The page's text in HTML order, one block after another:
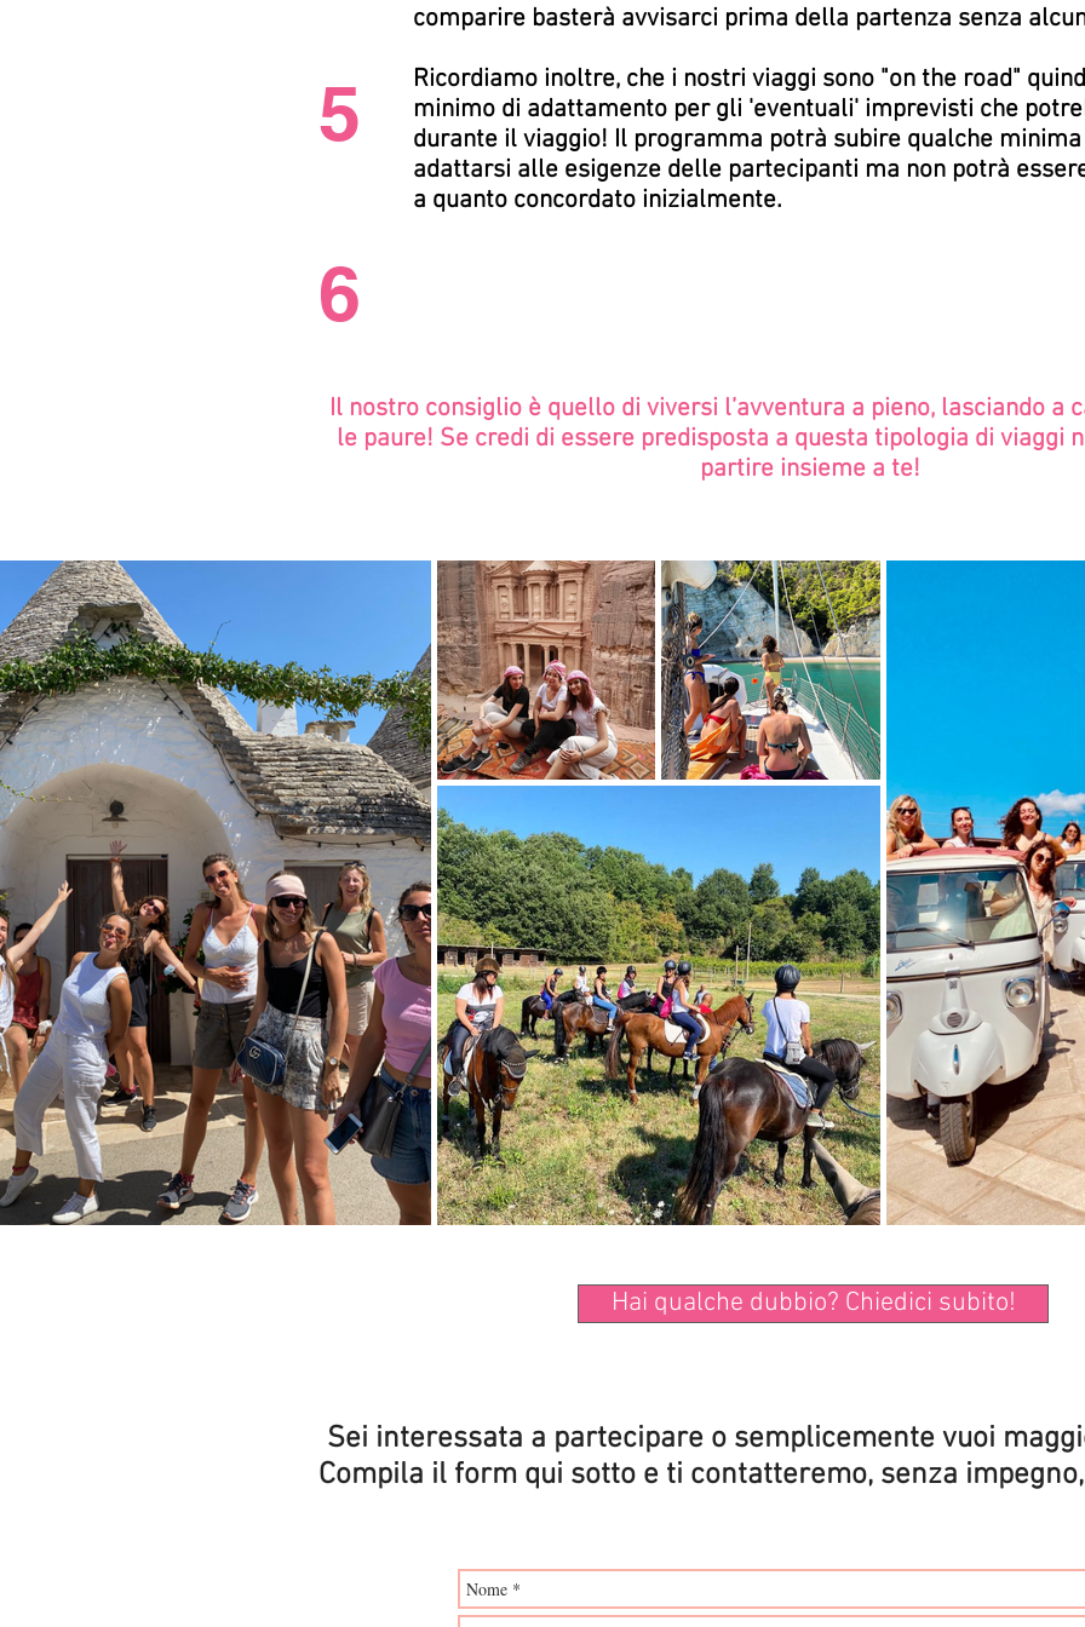
comparire basterà avvisarci prima della partenza senza
Ricordiamo inoltre, che i nostri viaggi sono "on the road"
minimo di adattamento per gli 'eventuali' imprevisti che
durante il viaggio! Il programma potrà subire qualche
adattarsi alle esigenze delle partecipanti ma non potrà
a quanto concordato inizialmente.
5
6
Il nostro consiglio è quello di viversi l’avventura a pieno, lasciando a
le paure! Se credi di essere predisposta a questa tipologia di viaggi
partire insieme a te!
Hai qualche dubbio? Chiedici subito!
Sei interessata a partecipare o semplicemente vuoi
Compila il form qui sotto e ti contatteremo, senza